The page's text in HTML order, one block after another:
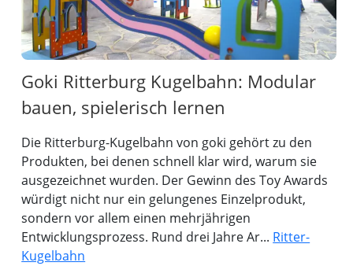
Goki Ritterburg Kugelbahn: Modular
bauen, spielerisch lernen
Die Ritterburg-Kugelbahn von goki gehört zu den
Produkten, bei denen schnell klar wird, warum sie
ausgezeichnet wurden. Der Gewinn des Toy Awards
würdigt nicht nur ein gelungenes Einzelprodukt,
sondern vor allem einen mehrjährigen
Entwicklungsprozess. Rund drei Jahre Ar... Ritter-
Kugelbahn